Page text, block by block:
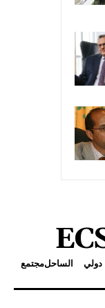
دولي الساحلمجتمع